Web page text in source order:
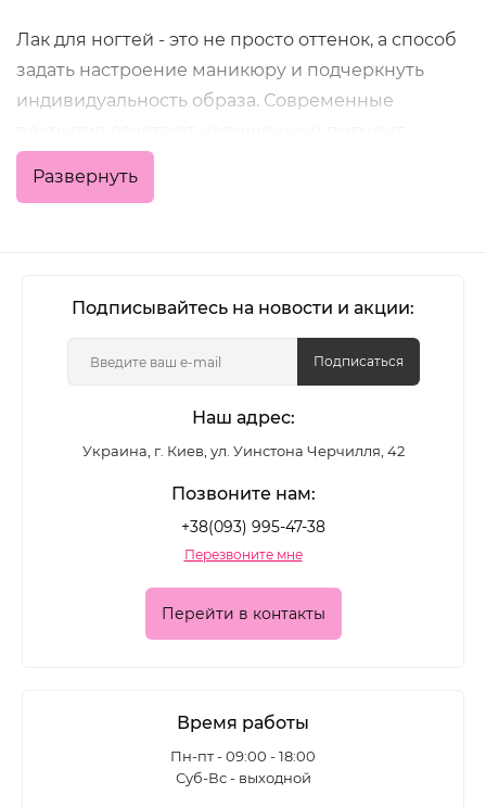
Лак для ногтей - это не просто оттенок, а способ
задать настроение маникюру и подчеркнуть
индивидуальность образа. Современные
удобное нанесение и хорошую стойкость, что
позволяет получить аккуратный результат как в
В категории представлены классические
покрытия с шиммером и глиттером - для
повседневного маникюра и выразительных
акцентных дизайнов.
Какие лаки для ногтей
представлены в каталоге
Ассортимент позволяет подобрать покрытие для
• глянцевые формулы с глубоким блеском
• матовые лаки для современного
минималистичного эффекта
Развернуть
Подписывайтесь на новости и акции:
Подписаться
Наш адрес:
Украина, г. Киев, ул. Уинстона Черчилля, 42
Позвоните нам:
+38(093) 995-47-38
Перезвоните мне
Перейти в контакты
Время работы
Пн-пт - 09:00 - 18:00
Суб-Вс - выходной